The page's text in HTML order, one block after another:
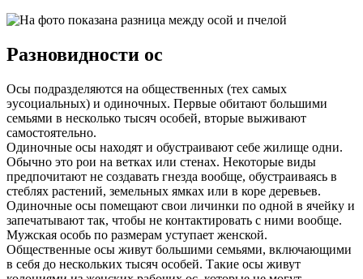
Разновидности ос
Осы подразделяются на общественных (тех самых
эусоциальных) и одиночных. Первые обитают большими
семьями в несколько тысяч особей, вторые выживают
самостоятельно.
Одиночные осы находят и обустраивают себе жилище одни.
Обычно это рои на ветках или стенах. Некоторые виды
предпочитают не создавать гнезда вообще, обустраиваясь в
стеблях растений, земельных ямках или в коре деревьев.
Одиночные осы помещают свои личинки по одной в ячейку и
запечатывают так, чтобы не контактировать с ними вообще.
Мужская особь по размерам уступает женской.
Общественные осы живут большими семьями, включающими
в себя до нескольких тысяч особей. Такие осы живут